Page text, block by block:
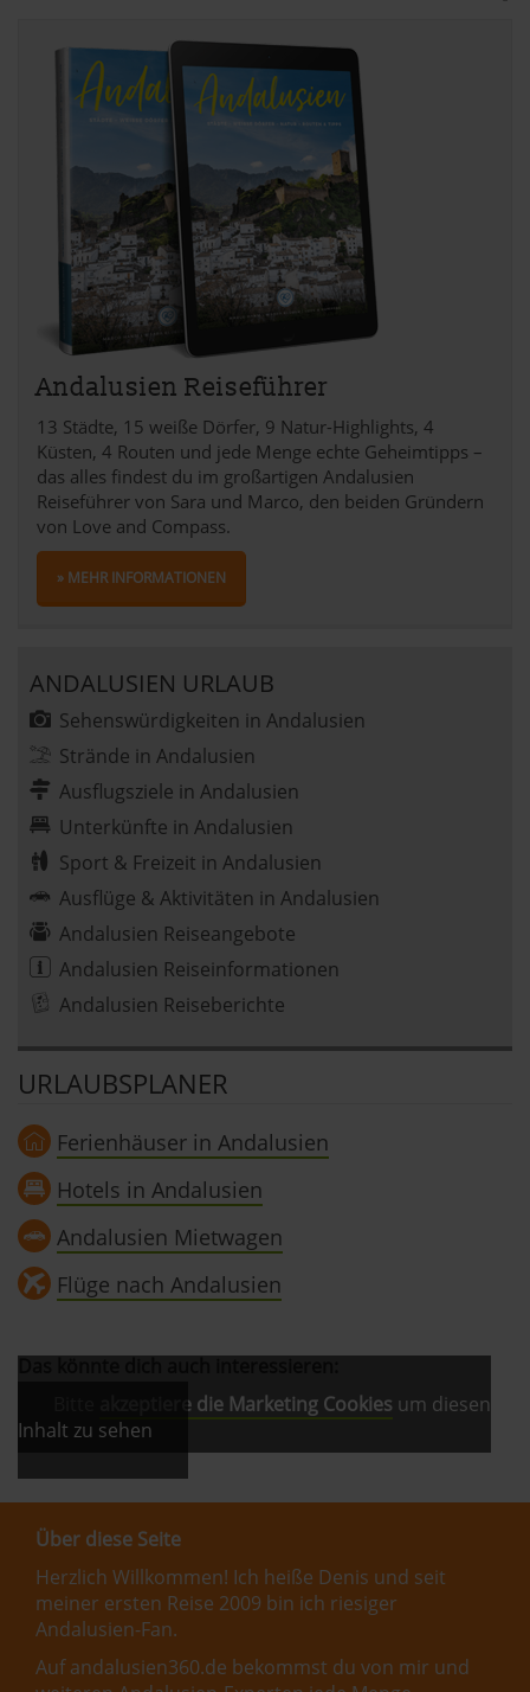
Andalusien Reiseführer
13 Städte, 15 weiße Dörfer, 9 Natur-Highlights, 4
Küsten, 4 Routen und jede Menge echte Geheimtipps –
das alles findest du im großartigen Andalusien
Reiseführer von Sara und Marco, den beiden Gründern
von Love and Compass.
» MEHR INFORMATIONEN
ANDALUSIEN URLAUB
Sehenswürdigkeiten in Andalusien
Strände in Andalusien
Ausflugsziele in Andalusien
Unterkünfte in Andalusien
Sport & Freizeit in Andalusien
Ausflüge & Aktivitäten in Andalusien
Andalusien Reiseangebote
Andalusien Reiseinformationen
Andalusien Reiseberichte
URLAUBSPLANER
Ferienhäuser in Andalusien
Hotels in Andalusien
Andalusien Mietwagen
Flüge nach Andalusien
akzeptiere die Marketing Cookies um diesen
Inhalt zu sehen
Über diese Seite
Herzlich Willkommen! Ich heiße Denis und seit
meiner ersten Reise 2009 bin ich riesiger
Andalusien-Fan.
Auf andalusien360.de bekommst du von mir und